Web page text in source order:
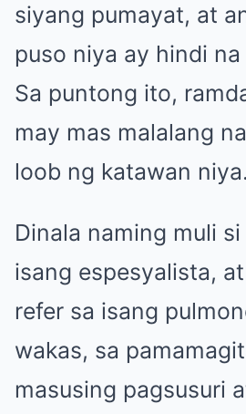
siyang pumayat, at
puso niya ay hindi
Sa puntong ito,
may mas malalang
loob ng katawan niya.
Dinala naming muli
isang espesyalista,
refer sa isang
wakas, sa
masusing pagsusuri